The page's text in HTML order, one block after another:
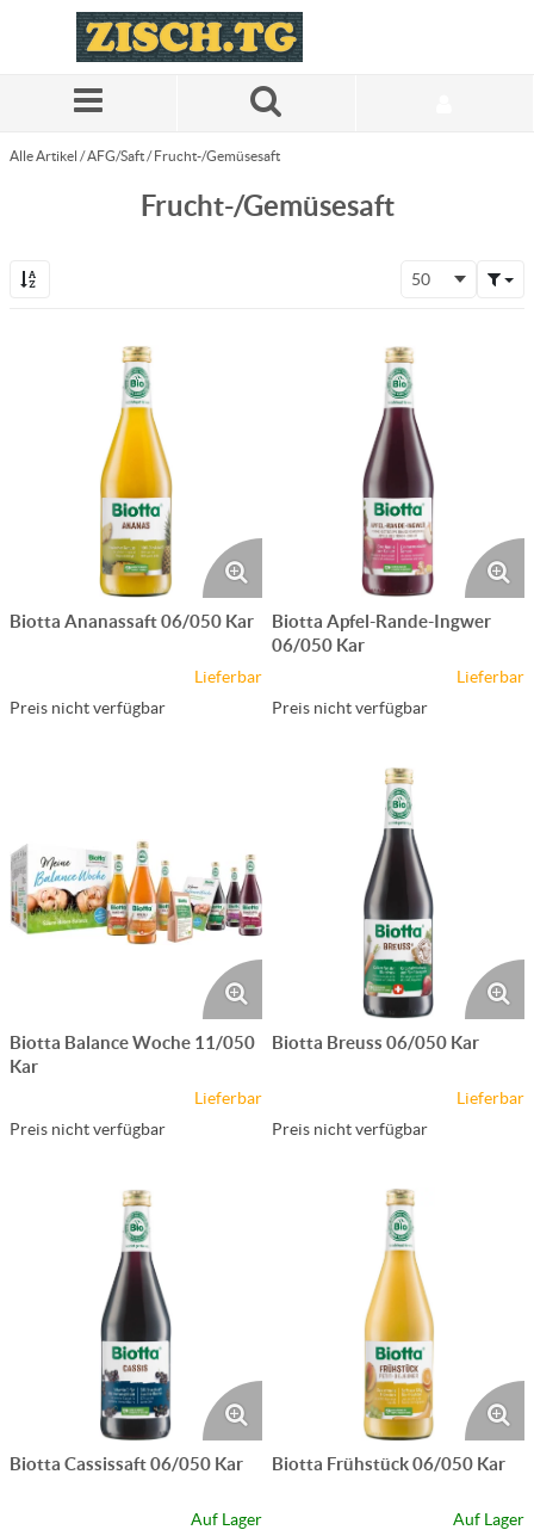
Zum Hauptinhalt springen
Alle Artikel / AFG/Saft / Frucht-/Gemüsesaft
Frucht-/Gemüsesaft
50
Biotta Ananassaft 06/050 Kar
Lieferbar
Preis nicht verfügbar
Biotta Apfel-Rande-Ingwer
06/050 Kar
Lieferbar
Preis nicht verfügbar
Biotta Balance Woche 11/050
Kar
Lieferbar
Preis nicht verfügbar
Biotta Breuss 06/050 Kar
Lieferbar
Preis nicht verfügbar
Biotta Cassissaft 06/050 Kar
Auf Lager
Biotta Frühstück 06/050 Kar
Auf Lager